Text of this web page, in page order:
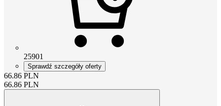
25901
Sprawdź szczegóły oferty
66.86 PLN
66.86 PLN